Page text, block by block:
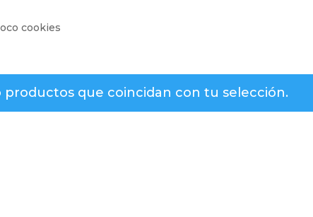
cookies
productos que coincidan con tu selección.